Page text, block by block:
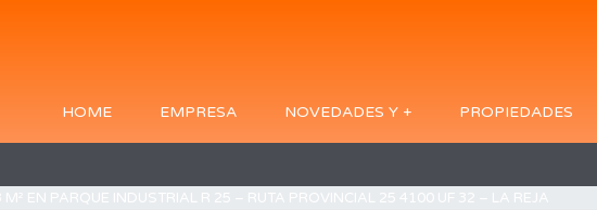
HOME EMPRESA NOVEDADES Y + PROPIEDADES